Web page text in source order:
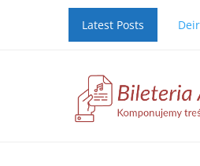
Latest Posts